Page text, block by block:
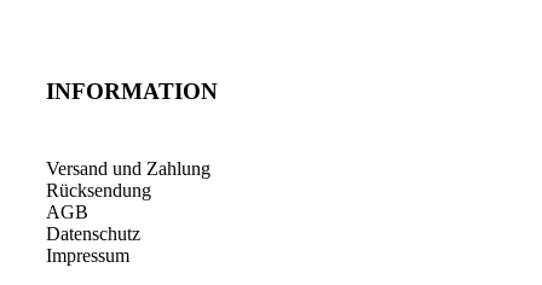
INFORMATION
Versand und Zahlung
Rücksendung
AGB
Datenschutz
Impressum